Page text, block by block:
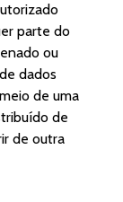
parte do
ou
dados
de uma
de
de outra